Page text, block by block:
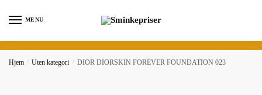
MENU
Hjem / Uten kategori / DIOR DIORSKIN FOREVER FOUNDATION 023